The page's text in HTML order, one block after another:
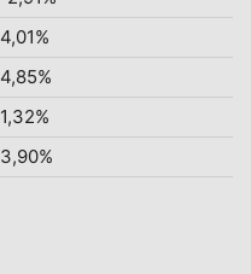
4,01%
4,85%
1,32%
3,90%